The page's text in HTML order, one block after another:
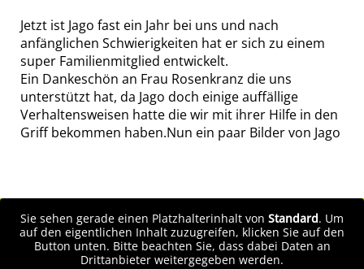
Jetzt ist Jago fast ein Jahr bei uns und nach
anfänglichen Schwierigkeiten hat er sich zu einem
super Familienmitglied entwickelt.
Ein Dankeschön an Frau Rosenkranz die uns
unterstützt hat, da Jago doch einige auffällige
Verhaltensweisen hatte die wir mit ihrer Hilfe in den
Griff bekommen haben.Nun ein paar Bilder von Jago
Sie sehen gerade einen Platzhalterinhalt von Standard. Um
auf den eigentlichen Inhalt zuzugreifen, klicken Sie auf den
Button unten. Bitte beachten Sie, dass dabei Daten an
Drittanbieter weitergegeben werden.